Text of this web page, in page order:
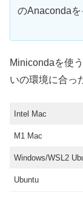
のAnacondaを
Minicondaを使う
いの環境に合っ
Intel Mac
M1 Mac
Windows/WSL2
Ubuntu